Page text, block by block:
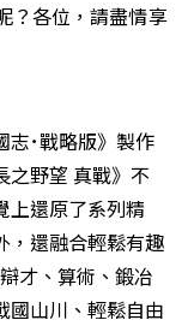
？各位，請盡情享
･戰略版》製作
之野望 真戰》不
上還原了系列精
，還融合輕鬆有趣
才、算術、鍛冶
國山川、輕鬆自由